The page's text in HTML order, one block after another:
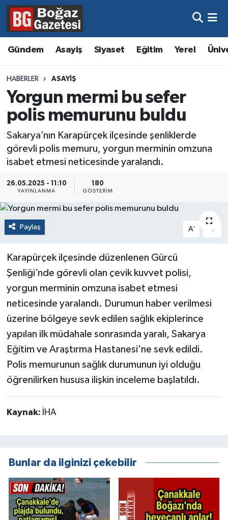
Gündem Asayiş Siyaset Eğitim Yerel
HABERLER ASAYIŞ
Yorgun mermi bu sefer
polis memurunu buldu
Sakarya’nın Karapürçek ilçesinde şenliklerde
görevli polis memuru, yorgun merminin omzuna
isabet etmesi neticesinde yaralandı.
26.05.2025 - 11:10
YAYINLANMA
180
GÖSTERIM
Paylaş A- A
Karapürçek ilçesinde düzenlenen Gürcü
Şenliği’nde görevli olan çevik kuvvet polisi,
yorgun merminin omzuna isabet etmesi
neticesinde yaralandı. Durumun haber verilmesi
üzerine bölgeye sevk edilen sağlık ekiplerince
yapılan ilk müdahale sonrasında yaralı, Sakarya
Eğitim ve Araştırma Hastanesi'ne sevk edildi.
Polis memurunun sağlık durumunun iyi olduğu
öğrenilirken hususa ilişkin inceleme başlatıldı.
Kaynak: İHA
Bunlar da ilginizi çekebilir
Asayiş
Eğitim
Gündem
Kültür ve Sanat
Resmi İlanlar
Sağlık
Hava Durumu
Trafik Durumu
Süper Lig Puan Durumu ve Fikstür
Tüm Manşetler
Son Dakika Haberleri